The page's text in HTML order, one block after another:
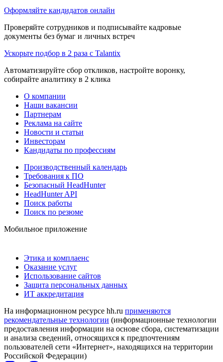
Оформляйте кандидатов онлайн
Проверяйте сотрудников и подписывайте кадровые
документы без бумаг и личных встреч
Ускорьте подбор в 2 раза с Talantix
Автоматизируйте сбор откликов, настройте воронку,
собирайте аналитику в 2 клика
О компании
Наши вакансии
Партнерам
Реклама на сайте
Новости и статьи
Инвесторам
Кандидаты по профессиям
Производственный календарь
Требования к ПО
Безопасный HeadHunter
HeadHunter API
Поиск работы
Поиск по резюме
Мобильное приложение
Этика и комплаенс
Оказание услуг
Использование сайтов
Защита персональных данных
ИТ аккредитация
На информационном ресурсе hh.ru применяются
рекомендательные технологии (информационные технологии
предоставления информации на основе сбора, систематизации
и анализа сведений, относящихся к предпочтениям
пользователей сети «Интернет», находящихся на территории
Российской Федерации)